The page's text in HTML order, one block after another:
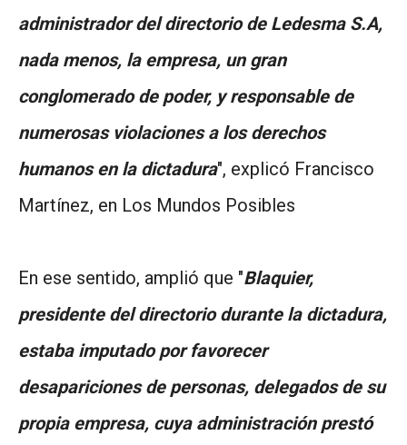
administrador del directorio de Ledesma S.A,
nada menos, la empresa, un gran
conglomerado de poder, y responsable de
numerosas violaciones a los derechos
humanos en la dictadura", explicó Francisco
Martínez, en Los Mundos Posibles
En ese sentido, amplió que "Blaquier,
presidente del directorio durante la dictadura,
estaba imputado por favorecer
desapariciones de personas, delegados de su
propia empresa, cuya administración prestó